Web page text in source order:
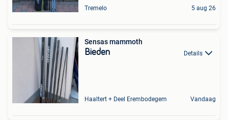
Tremelo 5 aug 26
Sensas mammoth
Bieden Details
Haaltert + Deel Erembodegem Vandaag